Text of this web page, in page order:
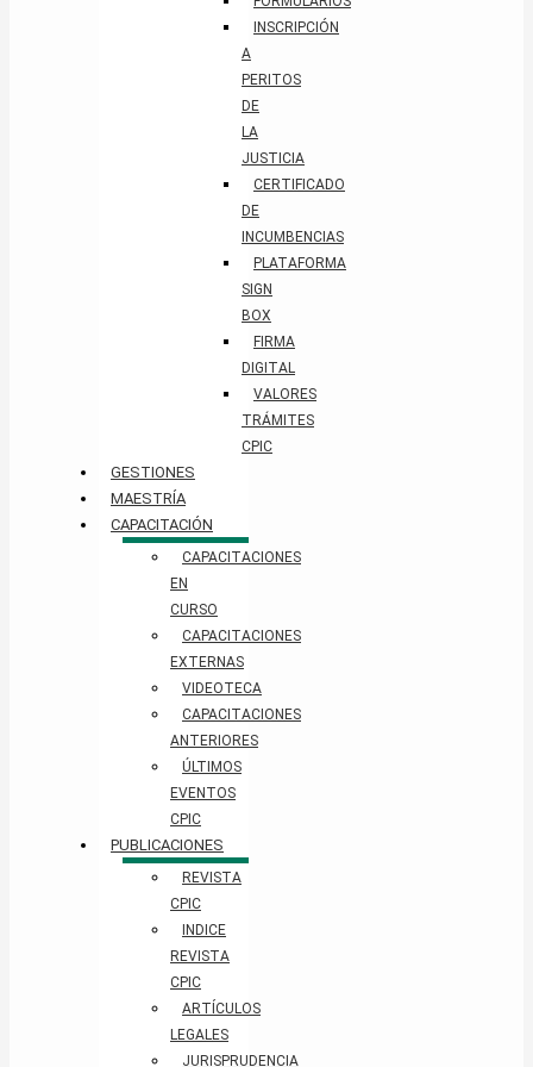
INSCRIPCIÓN
A
PERITOS
DE
LA
JUSTICIA
CERTIFICADO
DE
INCUMBENCIAS
PLATAFORMA
SIGN
BOX
FIRMA
DIGITAL
VALORES
TRÁMITES
CPIC
GESTIONES
MAESTRÍA
CAPACITACIÓN
CAPACITACIONES
EN
CURSO
CAPACITACIONES
EXTERNAS
VIDEOTECA
CAPACITACIONES
ANTERIORES
ÚLTIMOS
EVENTOS
CPIC
PUBLICACIONES
REVISTA
CPIC
INDICE
REVISTA
CPIC
ARTÍCULOS
LEGALES
JURISPRUDENCIA